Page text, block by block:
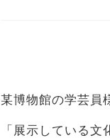
某博物館の学芸員
「展示している